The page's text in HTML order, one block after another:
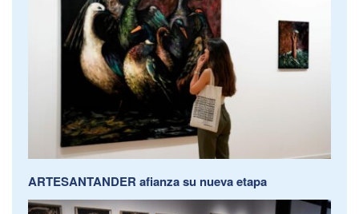
ARTESANTANDER afianza su nueva etapa